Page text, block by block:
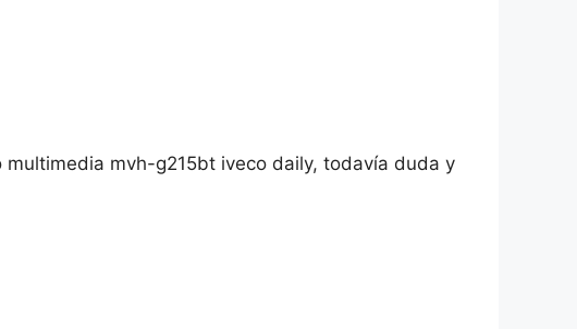
mvh-g215bt iveco daily, todavía duda y